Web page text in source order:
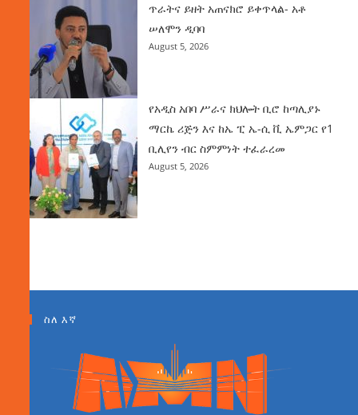
ጥራትና ይዘት አጠናክሮ ይቀጥላል- አቶ
ሠለሞን ዲባባ
August 5, 2026
የአዲስ አበባ ሥራና ክህሎት ቢሮ ከጣሊያኑ
ማርኬ ሪጅን እና ከኤ ፒ ኤ-ሲ ቪ ኤምጋር የ1
ቢሊየን ብር ስምምነት ተፈራረመ
August 5, 2026
ስለ እኛ